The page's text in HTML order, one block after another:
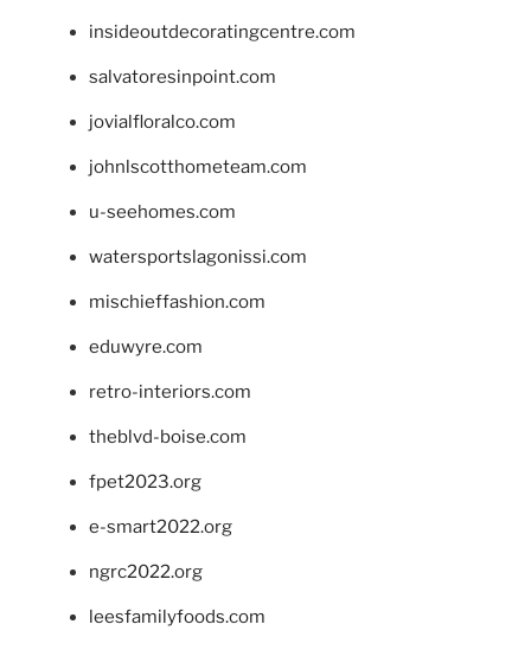
insideoutdecoratingcentre.com
salvatoresinpoint.com
jovialfloralco.com
johnlscotthometeam.com
u-seehomes.com
watersportslagonissi.com
mischieffashion.com
eduwyre.com
retro-interiors.com
theblvd-boise.com
fpet2023.org
e-smart2022.org
ngrc2022.org
leesfamilyfoods.com